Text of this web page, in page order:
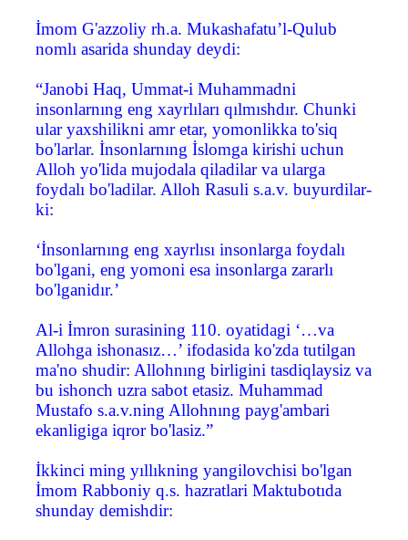
İmom G'azzoliy rh.a. Mukashafatu’l-Qulub
nomlı asarida shunday deydi:
“Janobi Haq, Ummat-i Muhammadni
insonlarnıng eng xayrlıları qılmıshdır. Chunki
ular yaxshilikni amr etar, yomonlikka to'siq
bo'larlar. İnsonlarnıng İslomga kirishi uchun
Alloh yo'lida mujodala qiladilar va ularga
foydalı bo'ladilar. Alloh Rasuli s.a.v. buyurdilar-
ki:
‘İnsonlarnıng eng xayrlısı insonlarga foydalı
bo'lgani, eng yomoni esa insonlarga zararlı
bo'lganidır.’
Al-i İmron surasining 110. oyatidagi ‘…va
Allohga ishonasız…’ ifodasida ko'zda tutilgan
ma'no shudir: Allohnıng birligini tasdiqlaysiz va
bu ishonch uzra sabot etasiz. Muhammad
Mustafo s.a.v.ning Allohnıng payg'ambari
ekanligiga iqror bo'lasiz.”
İkkinci ming yıllıkning yangilovchisi bo'lgan
İmom Rabboniy q.s. hazratlari Maktubotıda
shunday demishdir: